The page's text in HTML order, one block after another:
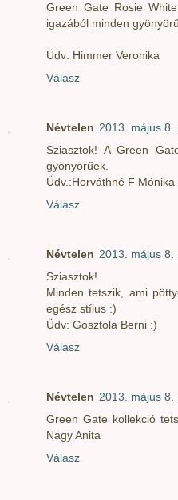
Green Gate Rosie
igazából minden
Üdv: Himmer Veronika
Válasz
Névtelen 2013. május 8.
Sziasztok! A Green
gyönyörűek.
Üdv.:Horváthné F Mónika
Válasz
Névtelen 2013. május 8.
Sziasztok!
Minden tetszik, ami
egész stílus :)
Üdv: Gosztola Berni :)
Válasz
Névtelen 2013. május 8.
Green Gate kollekció
Nagy Anita
Válasz